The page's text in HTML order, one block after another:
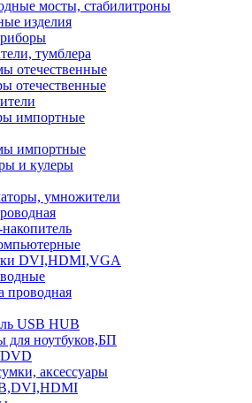
мосты, стабилитроны
изделия
тумблера
отечественные
отечественные
импортные
импортные
и кулеры
умножители
DVI,HDMI,VGA
проводная
USB HUB
для ноутбуков,БП
аксессуары